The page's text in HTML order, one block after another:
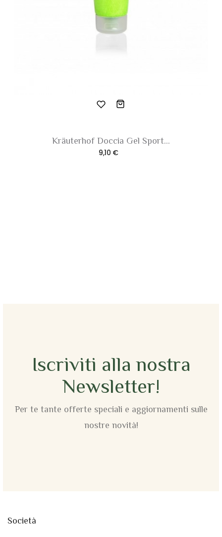
Kräuterhof Doccia Gel Sport...
9,10 €
Iscriviti alla nostra
Newsletter!
Per te tante offerte speciali e aggiornamenti sulle
nostre novità!
Società